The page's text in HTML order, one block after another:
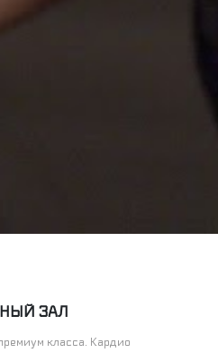
ЗАЛ
класса. Кардио